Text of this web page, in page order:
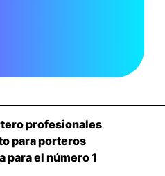
profesionales
para porteros
para el número 1